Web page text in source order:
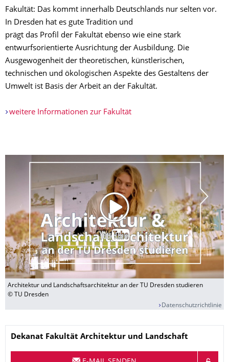
Fakultät: Das kommt innerhalb Deutschlands nur selten vor.
In Dresden hat es gute Tradition und
prägt das Profil der Fakultät ebenso wie eine stark
entwurfsorientierte Ausrichtung der Ausbildung. Die
Ausgewogenheit der theoretischen, künstlerischen,
technischen und ökologischen Aspekte des Gestaltens der
Umwelt ist Basis der Arbeit an der Fakultät.
weitere Informationen zur Fakultät
Architektur und Landschaftsarchitektur an der TU Dresden studieren
© TU Dresden
Datenschutzrichtlinie
Name
Dekanat Fakultät Architektur und Landschaft